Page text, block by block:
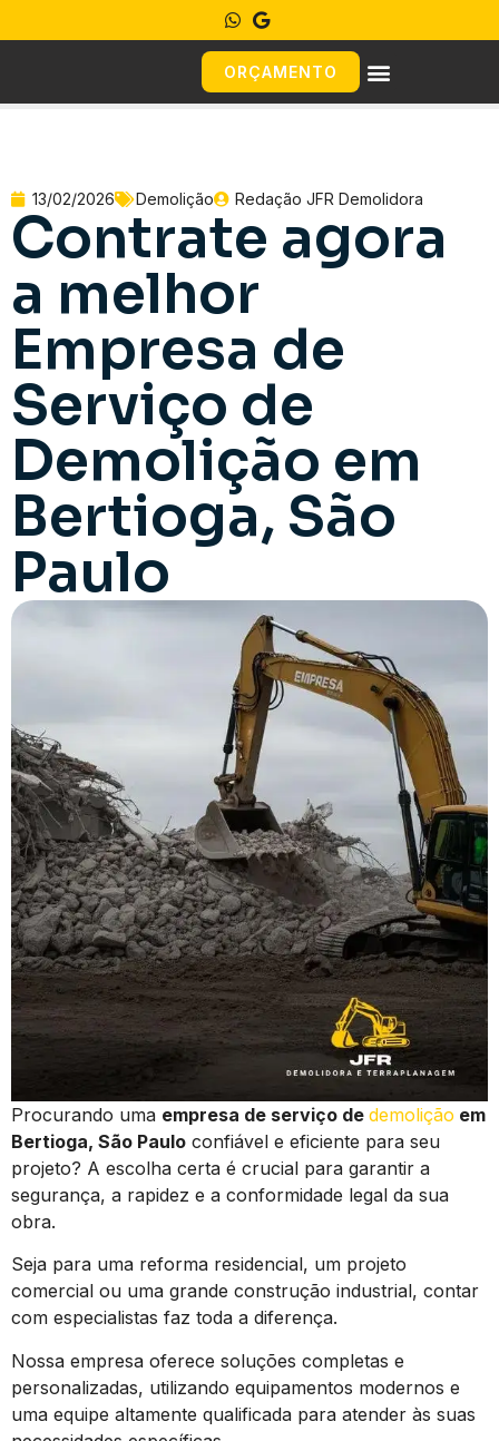
ORÇAMENTO
13/02/2026 Demolição Redação JFR Demolidora
Contrate agora
a melhor
Empresa de
Serviço de
Demolição em
Bertioga, São
Paulo
Procurando uma empresa de serviço de demolição em
Bertioga, São Paulo confiável e eficiente para seu
projeto? A escolha certa é crucial para garantir a
segurança, a rapidez e a conformidade legal da sua
obra.
Seja para uma reforma residencial, um projeto
comercial ou uma grande construção industrial, contar
com especialistas faz toda a diferença.
Nossa empresa oferece soluções completas e
personalizadas, utilizando equipamentos modernos e
uma equipe altamente qualificada para atender às suas